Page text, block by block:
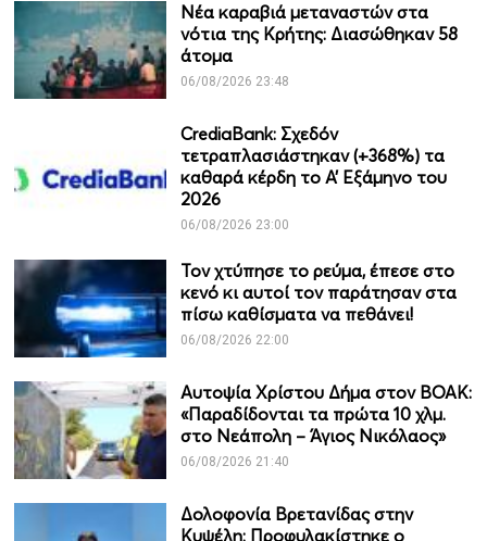
Νέα καραβιά μεταναστών στα
νότια της Κρήτης: Διασώθηκαν 58
άτομα
06/08/2026 23:48
CrediaBank: Σχεδόν
τετραπλασιάστηκαν (+368%) τα
καθαρά κέρδη το Α’ Εξάμηνο του
2026
06/08/2026 23:00
Τον χτύπησε το ρεύμα, έπεσε στο
κενό κι αυτοί τον παράτησαν στα
πίσω καθίσματα να πεθάνει!
06/08/2026 22:00
Αυτοψία Χρίστου Δήμα στον ΒΟΑΚ:
«Παραδίδονται τα πρώτα 10 χλμ.
στο Νεάπολη – Άγιος Νικόλαος»
06/08/2026 21:40
Δολοφονία Βρετανίδας στην
Κυψέλη: Προφυλακίστηκε ο